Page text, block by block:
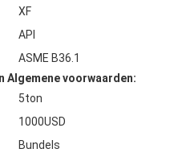
XF
API
ASME B36.1
Algemene voorwaarden:
5ton
1000USD
Bundels